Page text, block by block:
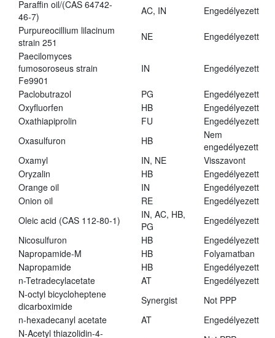
Paraffin oil/(CAS 64742-
46-7)
AC, IN
Engedélyezett
Purpureocillium lilacinum
strain 251
NE
Engedélyezett
Paecilomyces
fumosoroseus strain
Fe9901
IN Engedélyezett
Paclobutrazol PG
Engedélyezett
Oxyfluorfen
HB
Engedélyezett
Oxathiapiprolin
FU
Engedélyezett
Oxasulfuron
HB
Nem
engedélyezett
Oxamyl
IN, NE
Visszavont
Oryzalin
HB
Engedélyezett
Orange oil
IN
Engedélyezett
Onion oil
RE
Engedélyezett
Oleic acid (CAS 112-80-1)
IN, AC, HB,
PG
Engedélyezett
Nicosulfuron
HB
Engedélyezett
Napropamide-M
HB
Folyamatban
Napropamide
HB
Engedélyezett
n-Tetradecylacetate
AT
Engedélyezett
N-octyl bicycloheptene
dicarboximide
Synergist
Not PPP
n-hexadecanyl acetate
AT
Engedélyezett
N-Acetyl thiazolidin-4-